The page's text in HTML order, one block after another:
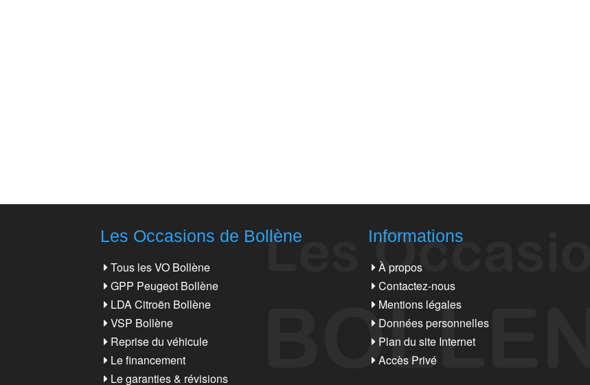
Les Occasions de Bollène
Tous les VO Bollène
GPP Peugeot Bollène
LDA Citroën Bollène
VSP Bollène
Reprise du véhicule
Le financement
Le garanties & révisions
Informations
À propos
Contactez-nous
Mentions légales
Données personnelles
Plan du site Internet
Accès Privé